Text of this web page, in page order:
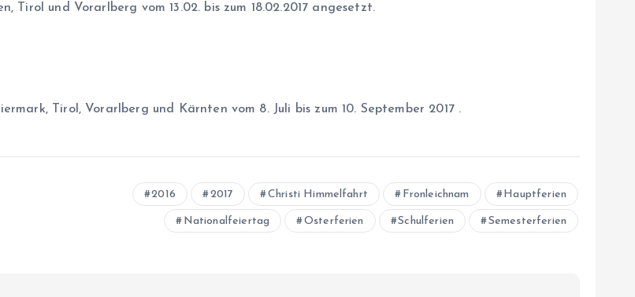
Tirol und Vorarlberg vom 13.02. bis zum 18.02.2017 angesetzt.
Tirol, Vorarlberg und Kärnten vom 8. Juli bis zum 10. September 2017 .
2016 2017 Christi Himmelfahrt Fronleichnam Hauptferien
Nationalfeiertag Osterferien Schulferien Semesterferien